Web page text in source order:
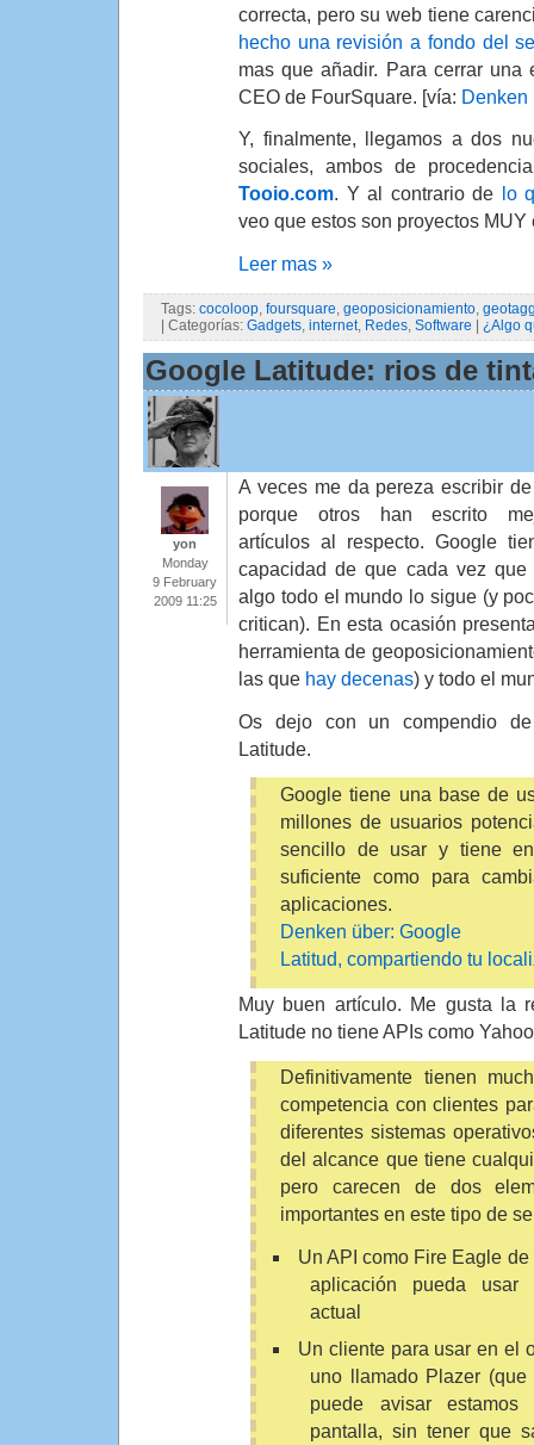
correcta, pero su web tiene
hecho una revisión a fondo del
mas que añadir. Para cerrar una
CEO de FourSquare. [vía: Denken
Y, finalmente, llegamos a dos
sociales, ambos de
Tooio.com. Y al contrario de
lo
veo que estos son proyectos MUY
Leer mas »
Tags: cocoloop foursquare geoposicionamiento
| Categorías: Gadgets internet, Redes Software | ¿Algo
Google Latitude: rios de
yon
Monday
9 February
2009 11:25
A veces me da pereza escribir
porque otros han escrito
artículos al respecto. Google
capacidad de que cada vez que
algo todo el mundo lo sigue (y
critican). En esta ocasión
herramienta de
las que hay decenas) y todo el
Os dejo con un compendio
Latitude.
Google tiene una base de
millones de usuarios
sencillo de usar y tiene
suficiente como para
aplicaciones.
Denken über: Google
Latitud, compartiendo tu
Muy buen artículo. Me gusta la
Latitude no tiene APIs como
Definitivamente tienen
competencia con clientes
diferentes sistemas
del alcance que tiene
pero carecen de dos
importantes en este tipo de
Un API como Fire Eagle
aplicación pueda usar
actual
Un cliente para usar en el
uno llamado Plazer
puede avisar
pantalla, sin tener que